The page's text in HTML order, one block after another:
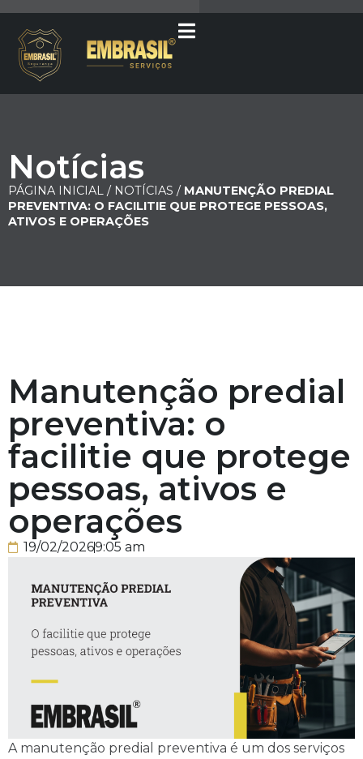
Notícias
PÁGINA INICIAL / NOTÍCIAS / MANUTENÇÃO PREDIAL
PREVENTIVA: O FACILITIE QUE PROTEGE PESSOAS,
ATIVOS E OPERAÇÕES
Manutenção predial
preventiva: o
facilitie que protege
pessoas, ativos e
operações
19/02/20269:05 am
A manutenção predial preventiva é um dos serviços